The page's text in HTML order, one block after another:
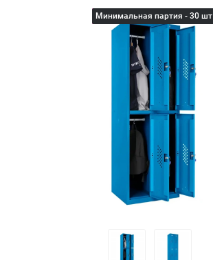
Минимальная партия - 30 шт